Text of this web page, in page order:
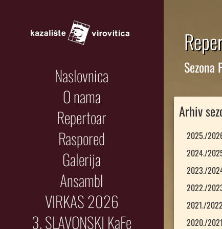
Naslovnica
O nama
Repertoar
Raspored
Galerija
Ansambl
VIRKAS 2026
3. SLAVONSKI KaFe
Arhiv
2025./
2024./
2023./
2022./
2021./
2020./